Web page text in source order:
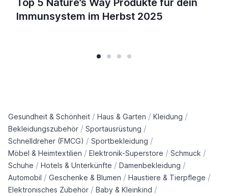
Top 5 Nature’s Way Produkte für dein
Immunsystem im Herbst 2025
Gesundheit & Schönheit / Haus & Garten / Kleidung /
Bekleidungszubehör / Sportausrüstung /
Schnelldreher (FMCG) / Sportbekleidung /
Möbel & Heimtextilien / Elektronik-Superstore / Schmuck /
Schuhe / Hotels & Unterkünfte / Damenbekleidung /
Automobil / Geschenke & Blumen / Haustiere & Tierpflege /
Elektronisches Zubehör / Baby & Kleinkind /